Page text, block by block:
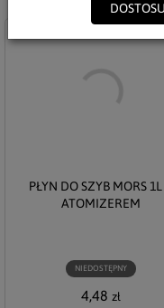
Płyn do podłóg
Płyn do WC
PŁYN DO SZYB MORS
ATOMIZEREM
NIEDOSTĘPNY
4,48 zł